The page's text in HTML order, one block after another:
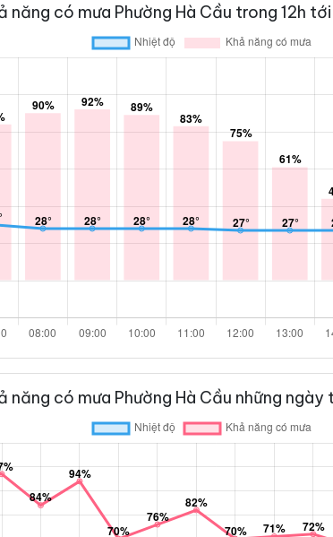
năng có mưa Phường Hà Cầu trong 12h tới
năng có mưa Phường Hà Cầu những ngày